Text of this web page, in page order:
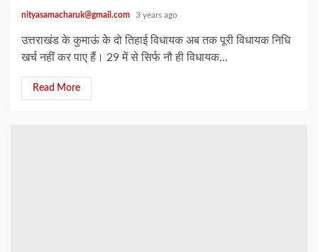
nityasamacharuk@gmail.com 3 years ago
उत्तराखंड के कुमाऊं के दो तिहाई विधायक अब तक पूरी विधायक निधि
खर्च नहीं कर पाए हैं। 29 में से सिर्फ नौ ही विधायक...
Read More